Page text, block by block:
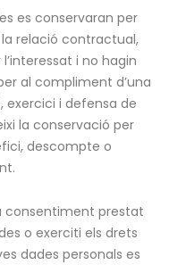
es conservaran per
relació contractual,
i no hagin
al compliment d’una
exercici i defensa de
la conservació per
descompte o
consentiment prestat
o exerciti els drets
dades personals es